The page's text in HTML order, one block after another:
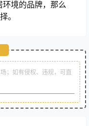
境的品牌，那么
。
；如有侵权、违规，可直